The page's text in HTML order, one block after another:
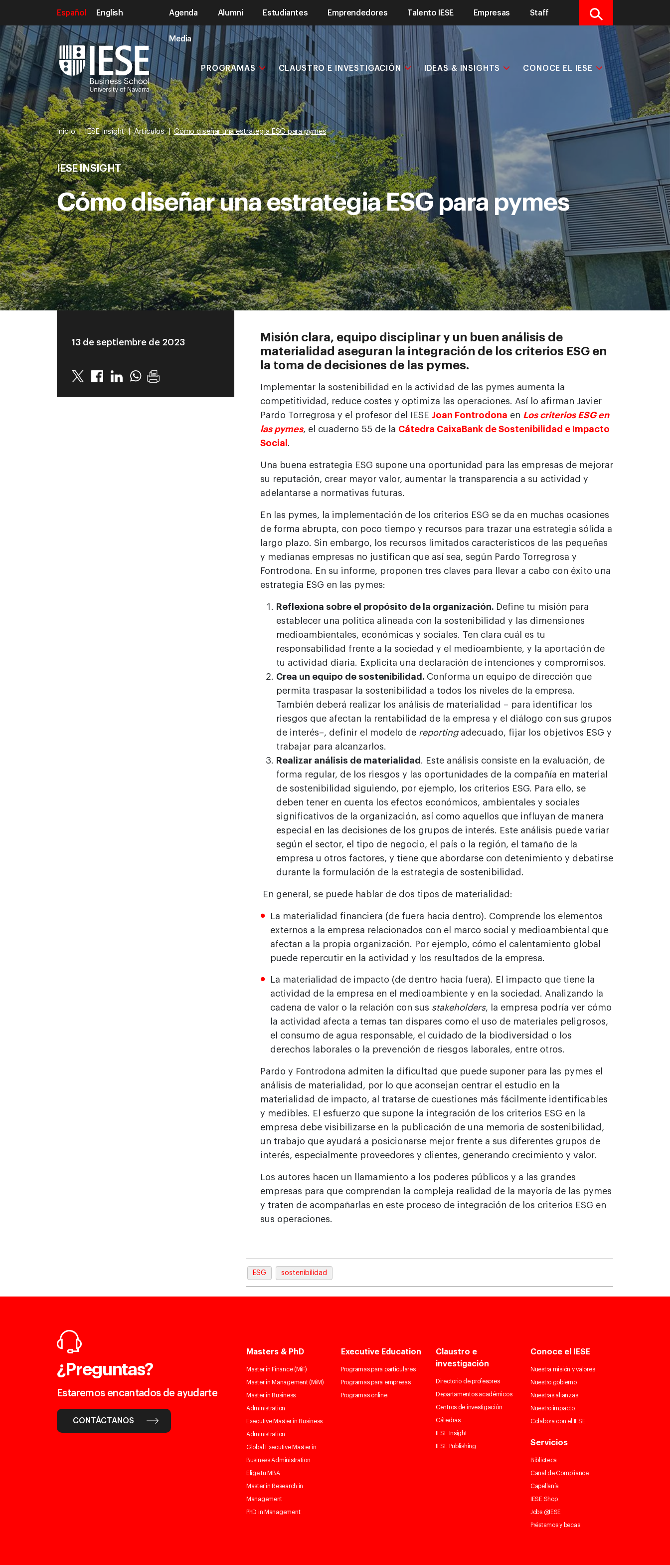
Español English Agenda Alumni Estudiantes Emprendedores Talento IESE Empresas Staff
Media
Buscar
PROGRAMAS CLAUSTRO E INVESTIGACIÓN IDEAS & INSIGHTS CONOCE EL IESE
Inicio IESE Insight Artículos Cómo diseñar una estrategia ESG para pymes
IESE INSIGHT
Cómo diseñar una estrategia ESG para pymes
13 de septiembre de 2023
Twitter LinkedinWhatsapp
Misión clara, equipo disciplinar y un buen análisis de
materialidad aseguran la integración de los criterios ESG en
la toma de decisiones de las pymes.
Implementar la sostenibilidad en la actividad de las pymes aumenta la
competitividad, reduce costes y optimiza las operaciones. Así lo afirman Javier
Pardo Torregrosa y el profesor del IESE Joan Fontrodona en Los criterios ESG en
las pymes, el cuaderno 55 de la Cátedra CaixaBank de Sostenibilidad e Impacto
Social .
Una buena estrategia ESG supone una oportunidad para las empresas de mejorar
su reputación, crear mayor valor, aumentar la transparencia a su actividad y
adelantarse a normativas futuras.
En las pymes, la implementación de los criterios ESG se da en muchas ocasiones
de forma abrupta, con poco tiempo y recursos para trazar una estrategia sólida a
largo plazo. Sin embargo, los recursos limitados característicos de las pequeñas
y medianas empresas no justifican que así sea, según Pardo Torregrosa y
Fontrodona. En su informe, proponen tres claves para llevar a cabo con éxito una
estrategia ESG en las pymes:
Reflexiona sobre el propósito de la organización. Define tu misión para
establecer una política alineada con la sostenibilidad y las dimensiones
medioambientales, económicas y sociales. Ten clara cuál es tu
responsabilidad frente a la sociedad y el medioambiente, y la aportación de
tu actividad diaria. Explicita una declaración de intenciones y compromisos.
Crea un equipo de sostenibilidad. Conforma un equipo de dirección que
permita traspasar la sostenibilidad a todos los niveles de la empresa.
También deberá realizar los análisis de materialidad – para identificar los
riesgos que afectan la rentabilidad de la empresa y el diálogo con sus grupos
de interés–, definir el modelo de reportingadecuado, fijar los objetivos ESG y
trabajar para alcanzarlos.
Realizar análisis de materialidad . Este análisis consiste en la evaluación, de
forma regular, de los riesgos y las oportunidades de la compañía en material
de sostenibilidad siguiendo, por ejemplo, los criterios ESG. Para ello, se
deben tener en cuenta los efectos económicos, ambientales y sociales
significativos de la organización, así como aquellos que influyan de manera
especial en las decisiones de los grupos de interés. Este análisis puede variar
según el sector, el tipo de negocio, el país o la región, el tamaño de la
empresa u otros factores, y tiene que abordarse con detenimiento y debatirse
durante la formulación de la estrategia de sostenibilidad.
En general, se puede hablar de dos tipos de materialidad:
La materialidad financiera (de fuera hacia dentro). Comprende los elementos
externos a la empresa relacionados con el marco social y medioambiental que
afectan a la propia organización. Por ejemplo, cómo el calentamiento global
puede repercutir en la actividad y los resultados de la empresa.
La materialidad de impacto (de dentro hacia fuera). El impacto que tiene la
actividad de la empresa en el medioambiente y en la sociedad. Analizando la
cadena de valor o la relación con sus stakeholders, la empresa podría ver cómo
la actividad afecta a temas tan dispares como el uso de materiales peligrosos,
el consumo de agua responsable, el cuidado de la biodiversidad o los
derechos laborales o la prevención de riesgos laborales, entre otros.
Pardo y Fontrodona admiten la dificultad que puede suponer para las pymes el
análisis de materialidad, por lo que aconsejan centrar el estudio en la
materialidad de impacto, al tratarse de cuestiones más fácilmente identificables
y medibles. El esfuerzo que supone la integración de los criterios ESG en la
empresa debe visibilizarse en la publicación de una memoria de sostenibilidad,
un trabajo que ayudará a posicionarse mejor frente a sus diferentes grupos de
interés, especialmente proveedores y clientes, generando crecimiento y valor.
Los autores hacen un llamamiento a los poderes públicos y a las grandes
empresas para que comprendan la compleja realidad de la mayoría de las pymes
y traten de acompañarlas en este proceso de integración de los criterios ESG en
sus operaciones.
ESG sostenibilidad
¿Preguntas?
Estaremos encantados de ayudarte
CONTÁCTANOS
Masters & PhD
Master in Finance (MiF)
Master in Management (MiM)
Master in Business
Administration
Executive Master in Business
Administration
Global Executive Master in
Business Administration
Elige tu MBA
Master in Research in
Management
PhD in Management
Executive Education
Programas para particulares
Programas para empresas
Programas online
Claustro e
investigación
Directorio de profesores
Departamentos académicos
Centros de investigación
Cátedras
IESE Insight
IESE Publishing
Conoce el IESE
Nuestra misión y valores
Nuestro gobierno
Nuestras alianzas
Nuestro impacto
Colabora con el IESE
Servicios
Biblioteca
Canal de Compliance
Capellanía
IESE Shop
Jobs @IESE
Préstamos y becas